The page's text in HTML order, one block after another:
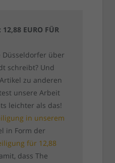
12,88 EURO FÜR
Düsseldorfer über
schreibt? Und
zu anderen
unsere Arbeit
leichter als das!
in unserem
in Form der
für 12,88
dass The